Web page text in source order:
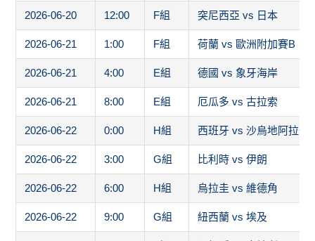
2026-06-20 12:00 F組 突尼西亞 vs 日本
2026-06-21 1:00 F組 荷蘭 vs 歐洲附加賽B
2026-06-21 4:00 E組 德國 vs 象牙海岸
2026-06-21 8:00 E組 厄瓜多 vs 古拉索
2026-06-22 0:00 H組 西班牙 vs 沙烏地阿拉伯
2026-06-22 3:00 G組 比利時 vs 伊朗
2026-06-22 6:00 H組 烏拉圭 vs 維德角
2026-06-22 9:00 G組 紐西蘭 vs 埃及